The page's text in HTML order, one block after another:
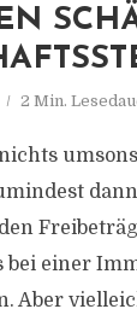
2 Min.
bei einer
Aber